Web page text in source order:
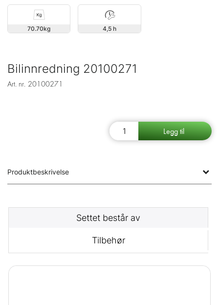
70.70 4,5 h
Bilinnredning 20100271
Art. nr. 20100271
Produktbeskrivelse
Settet består av
Tilbehør